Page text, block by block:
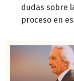
dudas sobre
proceso en